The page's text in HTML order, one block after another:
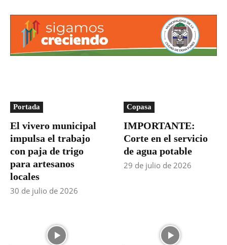
Portada
El vivero municipal
impulsa el trabajo
con paja de trigo
para artesanos
locales
30 de julio de 2026
Copasa
IMPORTANTE:
Corte en el servicio
de agua potable
29 de julio de 2026